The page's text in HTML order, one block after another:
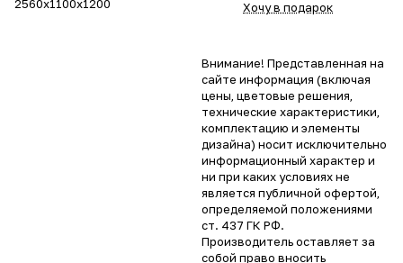
2560x1100x1200
Хочу в подарок
Внимание! Представленная на
сайте информация (включая
цены, цветовые решения,
технические характеристики,
комплектацию и элементы
дизайна) носит исключительно
информационный характер и
ни при каких условиях не
является публичной офертой,
определяемой положениями
ст. 437 ГК РФ.
Производитель оставляет за
собой право вносить